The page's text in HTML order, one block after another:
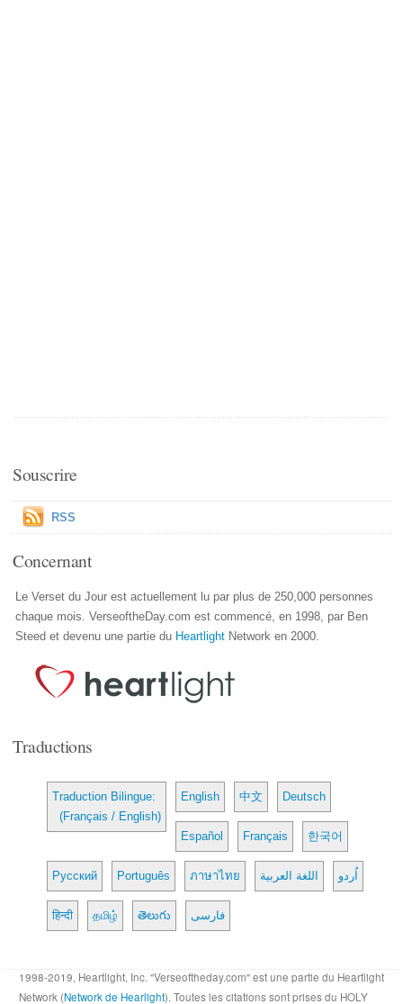
Souscrire
RSS
Concernant
Le Verset du Jour est actuellement lu par plus de 250,000 personnes
chaque mois. VerseoftheDay.com est commencé, en 1998, par Ben
Steed et devenu une partie du Heartlight Network en 2000.
Traductions
Traduction Bilingue:
(Français / English)
English 中文 Deutsch
Español Français 한국어
Русский Português ภาษาไทย اللغة العربية اُردو
हिन्दी தமிழ் తెలుగు فارسی
1998-2019, Heartlight, Inc. "Verseoftheday.com" est une partie du Heartlight
Network (Network de Hearlight). Toutes les citations sont prises du HOLY